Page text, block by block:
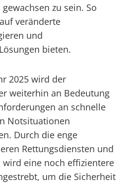
zu sein. So
veränderte
und
bieten.
2025 wird der
weiterhin an Bedeutung
an schnelle
Notsituationen
Durch die enge
Rettungsdiensten und
eine noch effizientere
um die Sicherheit